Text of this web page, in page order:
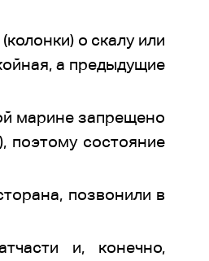
о скалу или
а предыдущие
марине запрещено
поэтому состояние
позвонили в
и, конечно,